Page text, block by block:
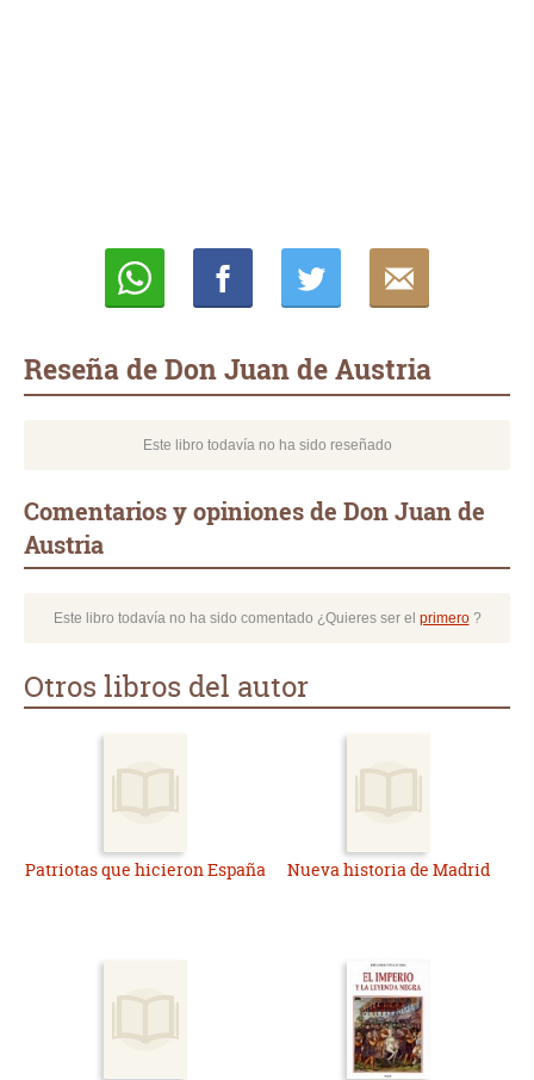
Reseña de Don Juan de Austria
Este libro todavía no ha sido reseñado
Comentarios y opiniones de Don Juan de
Austria
Este libro todavía no ha sido comentado ¿Quieres ser el primero?
Otros libros del autor
Patriotas que hicieron España Nueva historia de Madrid